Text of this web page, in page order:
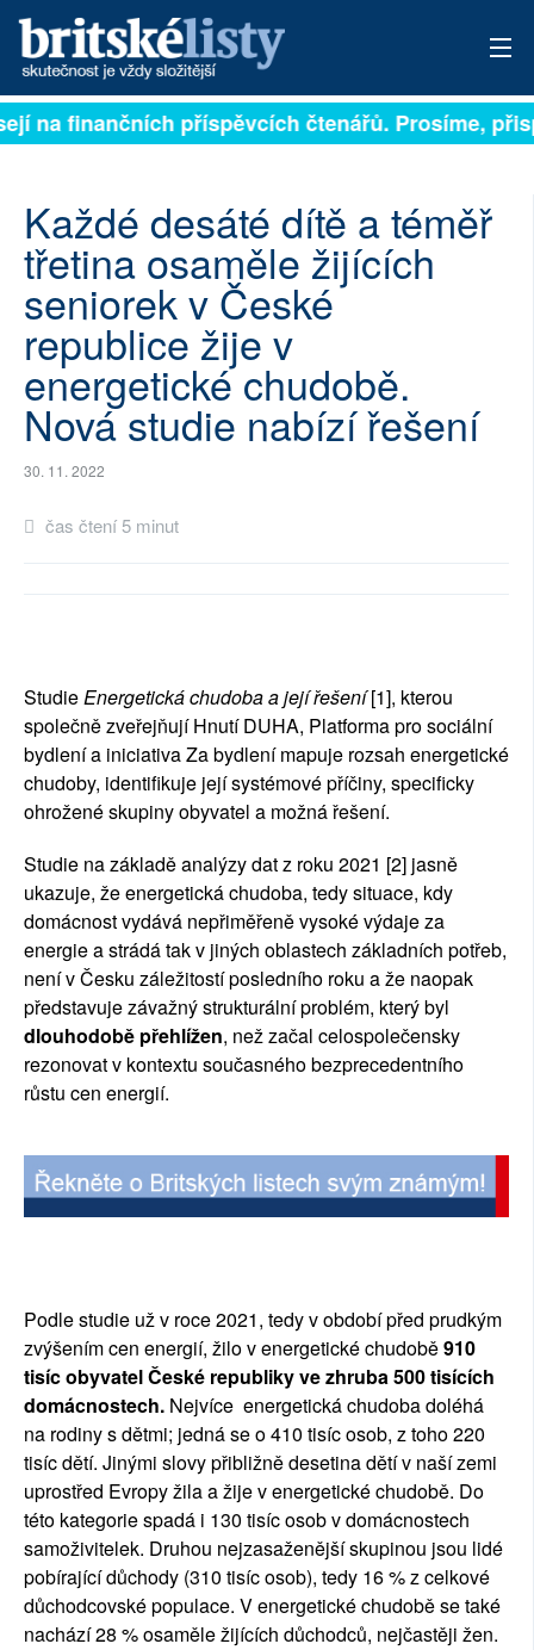
PŘIHLÁSIT
ARCHIV
ROZHOVORY
TÉMATA
NEJČTENĚJŠÍ ZA 7 DNÍ
na finančních příspěvcích čtenářů. Prosíme,
Každé desáté dítě a téměř
třetina osaměle žijících
seniorek v České
republice žije v
energetické chudobě.
Nová studie nabízí řešení
30. 11. 2022
čas čtení 5 minut
Studie Energetická chudoba a její řešení [1], kterou
společně zveřejňují Hnutí DUHA, Platforma pro sociální
bydlení a iniciativa Za bydlení mapuje rozsah energetické
chudoby, identifikuje její systémové příčiny, specificky
ohrožené skupiny obyvatel a možná řešení.
Studie na základě analýzy dat z roku 2021 [2] jasně
ukazuje, že energetická chudoba, tedy situace, kdy
domácnost vydává nepřiměřeně vysoké výdaje za
energie a strádá tak v jiných oblastech základních potřeb,
není v Česku záležitostí posledního roku a že naopak
dlouhodobě přehlížen, než začal celospolečensky
rezonovat v kontextu současného bezprecedentního
růstu cen energií.
Podle studie už v roce 2021, tedy v období před prudkým
zvýšením cen energií, žilo v energetické chudobě 910
tisíc obyvatel České republiky ve zhruba 500 tisících
domácnostech. Nejvíce  energetická chudoba doléhá
na rodiny s dětmi; jedná se o 410 tisíc osob, z toho 220
tisíc dětí. Jinými slovy přibližně desetina dětí v naší zemi
uprostřed Evropy žila a žije v energetické chudobě. Do
této kategorie spadá i 130 tisíc osob v domácnostech
samoživitelek. Druhou nejzasaženější skupinou jsou lidé
pobírající důchody (310 tisíc osob), tedy 16 % z celkové
důchodcovské populace. V energetické chudobě se také
nachází 28 % osaměle žijících důchodců, nejčastěji žen.